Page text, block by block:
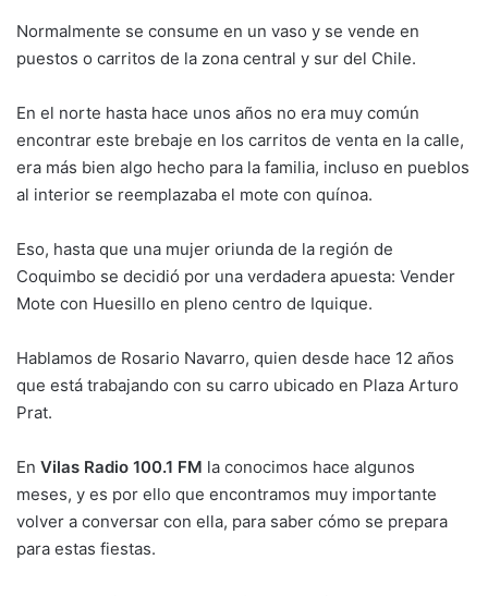
Normalmente se consume en un vaso y se vende en
puestos o carritos de la zona central y sur del Chile.
En el norte hasta hace unos años no era muy común
encontrar este brebaje en los carritos de venta en la calle,
era más bien algo hecho para la familia, incluso en pueblos
al interior se reemplazaba el mote con quínoa.
Eso, hasta que una mujer oriunda de la región de
Coquimbo se decidió por una verdadera apuesta: Vender
Mote con Huesillo en pleno centro de Iquique.
Hablamos de Rosario Navarro, quien desde hace 12 años
que está trabajando con su carro ubicado en Plaza Arturo
Prat.
En Vilas Radio 100.1 FM la conocimos hace algunos
meses, y es por ello que encontramos muy importante
volver a conversar con ella, para saber cómo se prepara
para estas fiestas.